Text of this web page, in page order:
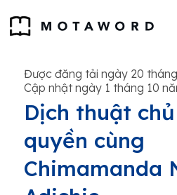
Được đăng tải ngày 20
Cập nhật ngày 1 tháng 10
Dịch thuật
quyền cùng
Chimamanda